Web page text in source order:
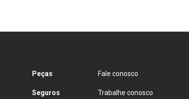
Peças
Seguros
Fale conosco
Trabalhe conosco